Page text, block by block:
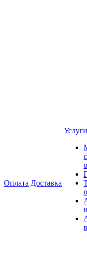
Оплата Доставка
Услуги